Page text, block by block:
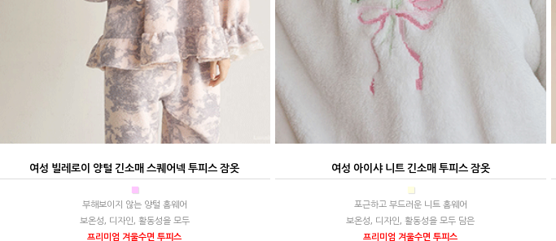
여성 빌레로이 양털 긴소매 스퀘어넥 투피스 잠옷
■
부해보이지 않는 양털 홈웨어
보온성, 디자인, 활동성을 모두
프리미엄 겨울수면 투피스
여성 아이샤 니트 긴소매 투피스 잠옷
■
포근하고 부드러운 니트 홈웨어
보온성, 디자인, 활동성을 모두 담은
프리미엄 겨울수면 투피스